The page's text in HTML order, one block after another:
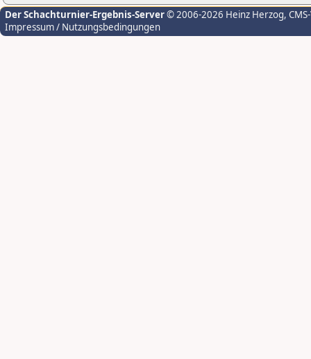
Der Schachturnier-Ergebnis-Server© 2006-2026 Heinz Herzog,
Impressum / Nutzungsbedingungen